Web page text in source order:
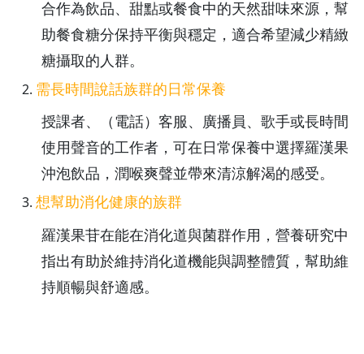
合作為飲品、甜點或餐食中的天然甜味來源，幫
助餐食糖分保持平衡與穩定，適合希望減少精緻
糖攝取的人群。
需長時間說話族群的日常保養
授課者、（電話）客服、廣播員、歌手或長時間
使用聲音的工作者，可在日常保養中選擇羅漢果
沖泡飲品，潤喉爽聲並帶來清涼解渴的感受。
想幫助消化健康的族群
羅漢果苷在能在消化道與菌群作用，營養研究中
指出有助於維持消化道機能與調整體質，幫助維
持順暢與舒適感。